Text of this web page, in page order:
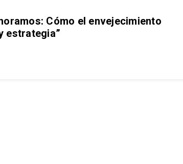
Cómo el envejecimiento
estrategia”